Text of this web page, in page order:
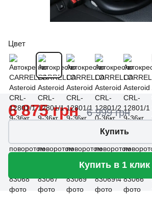
Цвет
6 875 грн 6 999 грн
Купить
Купить в 1 клик